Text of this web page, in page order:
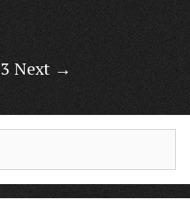
3Next →